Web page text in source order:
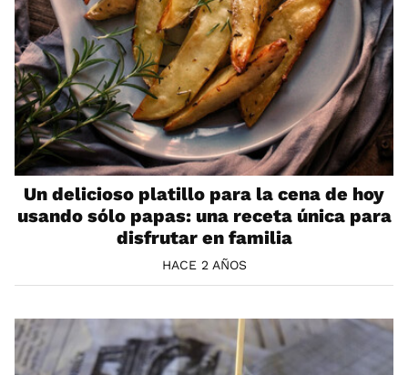
Un delicioso platillo para la cena de hoy
usando sólo papas: una receta única para
disfrutar en familia
HACE 2 AÑOS